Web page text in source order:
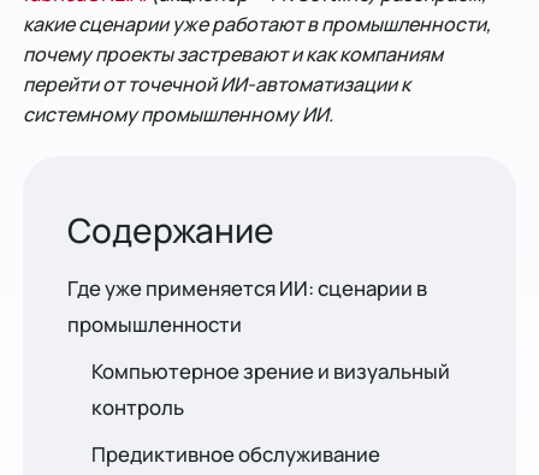
какие сценарии уже работают в промышленности,
почему проекты застревают и как компаниям
перейти от точечной ИИ-автоматизации к
системному промышленному ИИ.
Где уже применяется ИИ: сценарии в
промышленности
Компьютерное зрение и визуальный
контроль
Предиктивное обслуживание